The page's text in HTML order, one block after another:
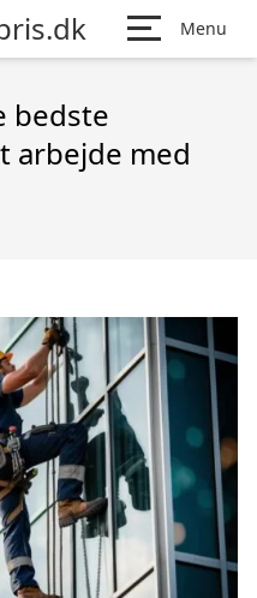
Menu
bedste
arbejde med